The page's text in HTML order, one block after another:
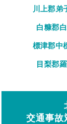
川上郡弟
白糠郡
標津郡中
目梨郡
交通事故